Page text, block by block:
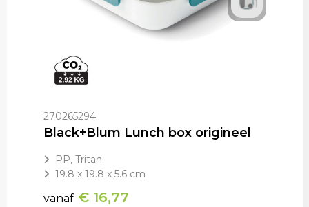
270265294
Black+Blum Lunch box origineel
PP, Tritan
19.8 x 19.8 x 5.6 cm
vanaf € 16,77